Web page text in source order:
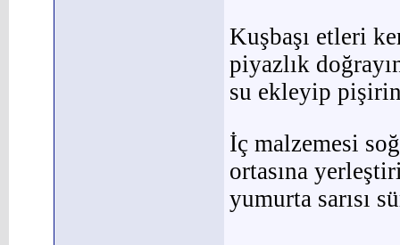
Kuşbaşı etleri
piyazlık
su ekleyip
İç malzemesi
ortasına
yumurta sarısı